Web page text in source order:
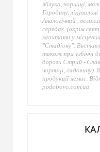
яблука, чорниці,
Городину,
Аналогічний ,
середах. (окрім
запитати у
"Стадіону".
також при узбіччі
дороги Стрий -
чорниці, садовину).
продукції немає.
podobovo.com.ua